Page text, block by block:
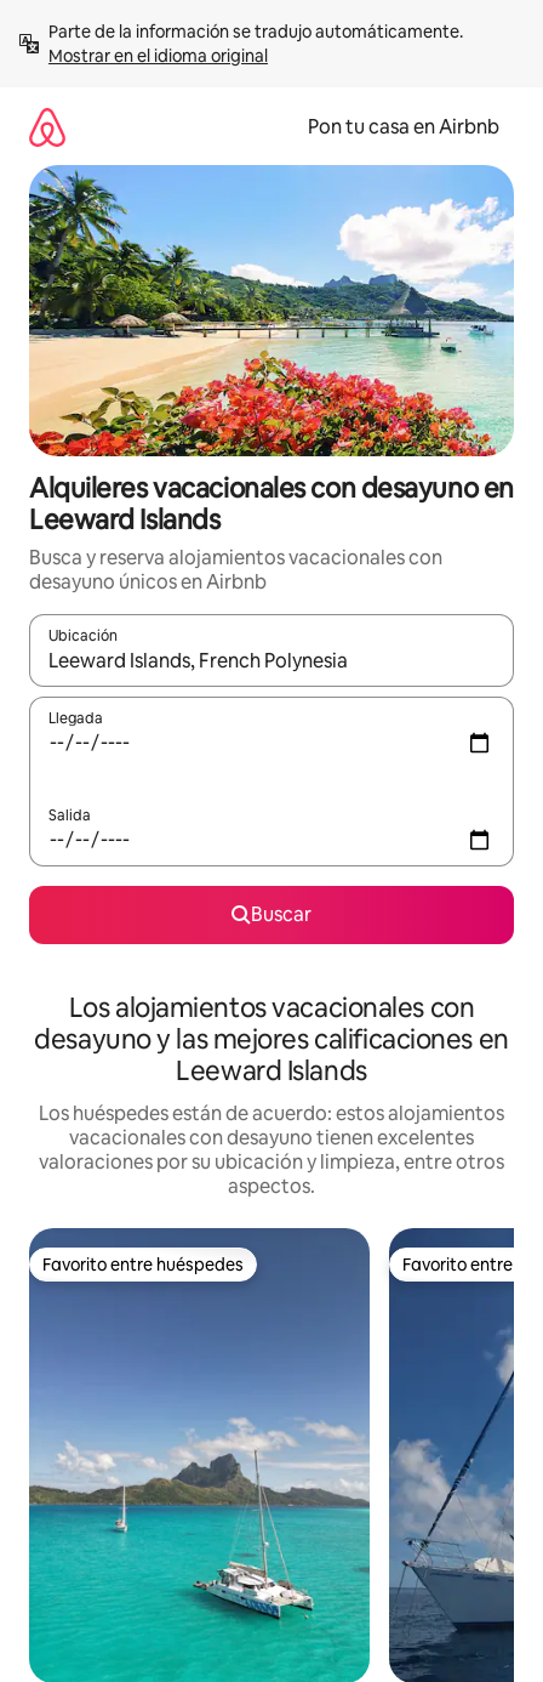
contenidoMostrar en el idioma original
Pon tu casa en Airbnb
Alquileres vacacionales con desayuno en
Leeward Islands
Busca y reserva alojamientos vacacionales con
desayuno únicos en Airbnb
Ubicación
Cuando los resultados estén disponibles, navega con las
Llegada
Salida
Buscar
Los alojamientos vacacionales con
desayuno y las mejores calificaciones en
Leeward Islands
Los huéspedes están de acuerdo: estos alojamientos
vacacionales con desayuno tienen excelentes
valoraciones por su ubicación y limpieza, entre otros
aspectos.
Favorito entre huéspedes
Favorito entre huéspedes Favorito entre
Favorito entre